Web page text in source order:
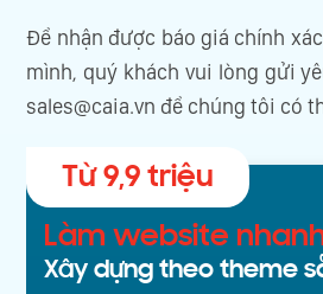
Để nhận được báo giá chính
mình, quý khách vui lòng gửi
sales@caia.vn để chúng tôi có
Từ 9,9 triệu
Làm website
Xây dựng theo theme